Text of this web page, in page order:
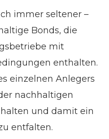
immer seltener –
Bonds, die
mit
enthalten.
einzelnen Anlegers
nachhaltigen
und damit ein
entfalten.